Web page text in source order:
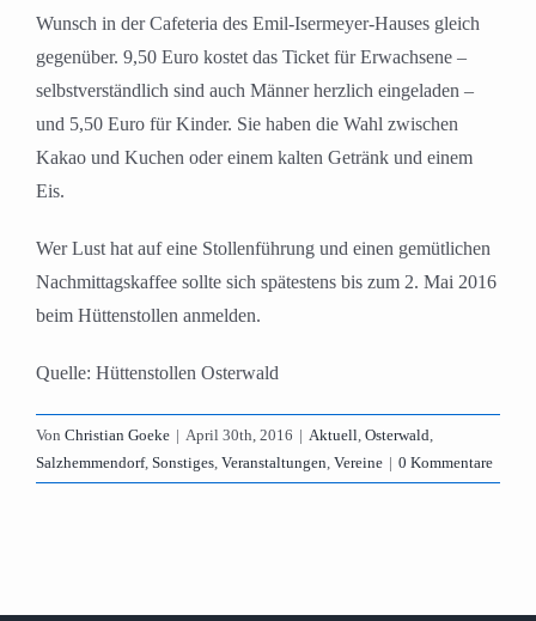
Wunsch in der Cafeteria des Emil-Isermeyer-Hauses gleich
gegenüber. 9,50 Euro kostet das Ticket für Erwachsene –
selbstverständlich sind auch Männer herzlich eingeladen –
und 5,50 Euro für Kinder. Sie haben die Wahl zwischen
Kakao und Kuchen oder einem kalten Getränk und einem
Eis.
Wer Lust hat auf eine Stollenführung und einen gemütlichen
Nachmittagskaffee sollte sich spätestens bis zum 2. Mai 2016
beim Hüttenstollen anmelden.
Quelle: Hüttenstollen Osterwald
Von Christian Goeke | April 30th, 2016 | Aktuell, Osterwald,
Salzhemmendorf, Sonstiges, Veranstaltungen, Vereine | 0 Kommentare